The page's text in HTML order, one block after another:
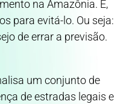
na Amazônia. E,
para evitá-lo. Ou seja:
de errar a previsão.
um conjunto de
de estradas legais e